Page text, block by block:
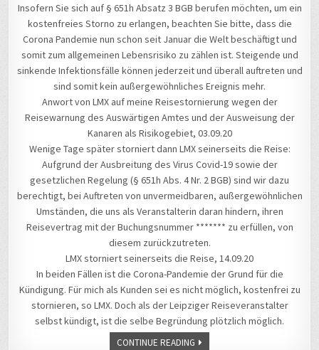
Insofern Sie sich auf § 651h Absatz 3 BGB berufen möchten, um ein
kostenfreies Storno zu erlangen, beachten Sie bitte, dass die
Corona Pandemie nun schon seit Januar die Welt beschäftigt und
somit zum allgemeinen Lebensrisiko zu zählen ist. Steigende und
sinkende Infektionsfälle können jederzeit und überall auftreten und
sind somit kein außergewöhnliches Ereignis mehr.
Anwort von LMX auf meine Reisestornierung wegen der
Reisewarnung des Auswärtigen Amtes und der Ausweisung der
Kanaren als Risikogebiet, 03.09.20
Wenige Tage später storniert dann LMX seinerseits die Reise:
Aufgrund der Ausbreitung des Virus Covid-19 sowie der
gesetzlichen Regelung (§ 651h Abs. 4 Nr. 2 BGB) sind wir dazu
berechtigt, bei Auftreten von unvermeidbaren, außergewöhnlichen
Umständen, die uns als Veranstalterin daran hindern, ihren
Reisevertrag mit der Buchungsnummer ******* zu erfüllen, von
diesem zurückzutreten.
LMX storniert seinerseits die Reise, 14.09.20
In beiden Fällen ist die Corona-Pandemie der Grund für die
Kündigung. Für mich als Kunden sei es nicht möglich, kostenfrei zu
stornieren, so LMX. Doch als der Leipziger Reiseveranstalter
selbst kündigt, ist die selbe Begründung plötzlich möglich.
CONTINUE READING